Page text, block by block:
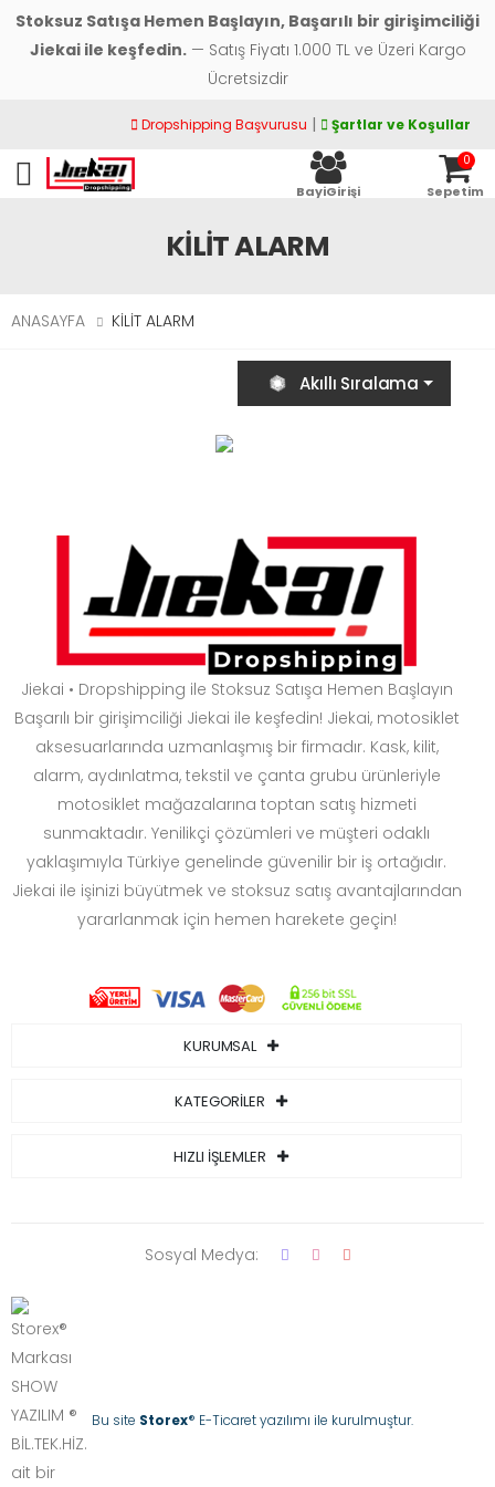
Stoksuz Satışa Hemen Başlayın, Başarılı bir girişimciliği
Jiekai ile keşfedin.— Satış Fiyatı 1.000 TL ve Üzeri Kargo
Ücretsizdir
Dropshipping Başvurusu | Şartlar ve Koşullar
Toggle mobile menu
BayiGirişi
0
Sepetim
KİLİT ALARM
ANASAYFA KİLİT ALARM
Akıllı Sıralama
Jiekai • Dropshipping ile Stoksuz Satışa Hemen Başlayın
Başarılı bir girişimciliği Jiekai ile keşfedin! Jiekai, motosiklet
aksesuarlarında uzmanlaşmış bir firmadır. Kask, kilit,
alarm, aydınlatma, tekstil ve çanta grubu ürünleriyle
motosiklet mağazalarına toptan satış hizmeti
sunmaktadır. Yenilikçi çözümleri ve müşteri odaklı
yaklaşımıyla Türkiye genelinde güvenilir bir iş ortağıdır.
Jiekai ile işinizi büyütmek ve stoksuz satış avantajlarından
yararlanmak için hemen harekete geçin!
KURUMSAL
KATEGORİLER
HIZLI İŞLEMLER
Bu site Storex® E-Ticaret yazılımı ile kurulmuştur.
Sosyal Medya: